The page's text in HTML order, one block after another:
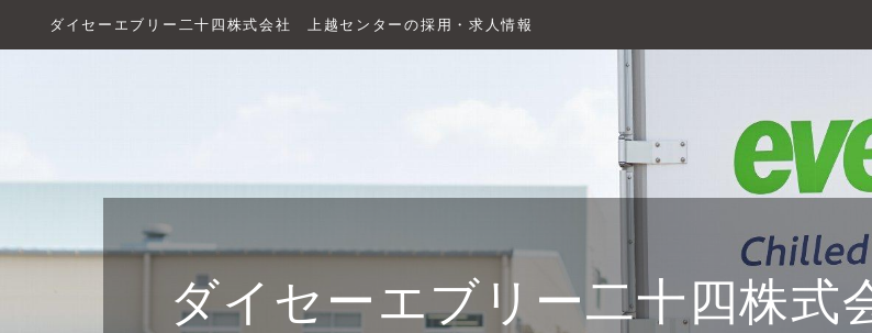
ダイセーエブリー二十四株式会社 上越センターの採用・求人情報
ダイセーエブリー二十四株